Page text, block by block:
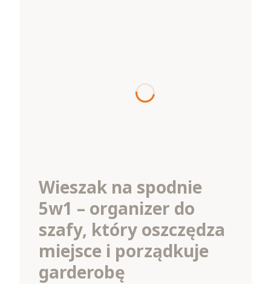
Wieszak na spodnie
5w1 – organizer do
szafy, który oszczędza
miejsce i porządkuje
garderobę